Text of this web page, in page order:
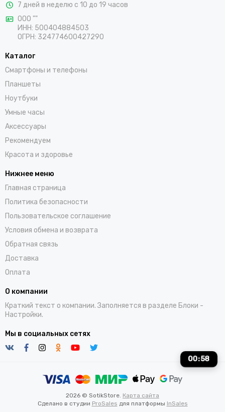
7 дней в неделю с 10 до 19 часов
ООО ""
ИНН: 500404884503
ОГРН: 324774600427290
Каталог
Смартфоны и телефоны
Планшеты
Ноутбуки
Умные часы
Аксессуары
Рекомендуем
Красота и здоровье
Нижнее меню
Главная страница
Политика безопасности
Пользовательское соглашение
Условия обмена и возврата
Обратная связь
Доставка
Оплата
О компании
Краткий текст о компании. Заполняется в разделе Блоки -
Настройки.
Мы в социальных сетях
2026 © SotikStore. Карта сайта
Сделано в студии ProSales для платформы InSales
00:57